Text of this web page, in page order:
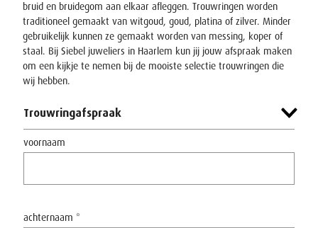
bruid en bruidegom aan elkaar afleggen. Trouwringen worden
traditioneel gemaakt van witgoud, goud, platina of zilver. Minder
gebruikelijk kunnen ze gemaakt worden van messing, koper of
staal. Bij Siebel juweliers in Haarlem kun jij jouw afspraak maken
om een kijkje te nemen bij de mooiste selectie trouwringen die
wij hebben.
Trouwringafspraak
voornaam
achternaam *